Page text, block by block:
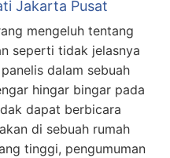
Jakarta Pusat
mengeluh tentang
seperti tidak jelasnya
dalam sebuah
hingar bingar pada
dapat berbicara
di sebuah rumah
tinggi, pengumuman